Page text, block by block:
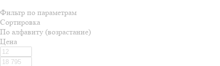
Фильтр по параметрам
Сортировка
По алфавиту (возрастание)
Цена